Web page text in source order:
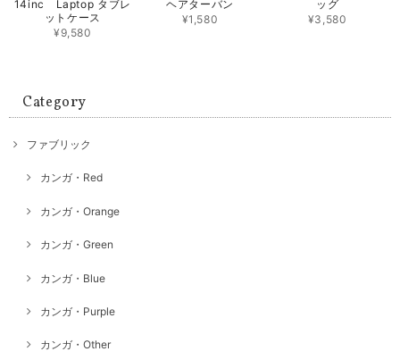
14inc Laptop タブレ
ットケース
¥9,580
ヘアターバン
¥1,580
ッグ
¥3,580
Category
ファブリック
カンガ・Red
カンガ・Orange
カンガ・Green
カンガ・Blue
カンガ・Purple
カンガ・Other